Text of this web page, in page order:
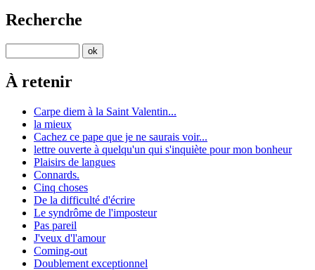
Recherche
À retenir
Carpe diem à la Saint Valentin...
la mieux
Cachez ce pape que je ne saurais voir...
lettre ouverte à quelqu'un qui s'inquiète pour mon bonheur
Plaisirs de langues
Connards.
Cinq choses
De la difficulté d'écrire
Le syndrôme de l'imposteur
Pas pareil
J'veux d'l'amour
Coming-out
Doublement exceptionnel